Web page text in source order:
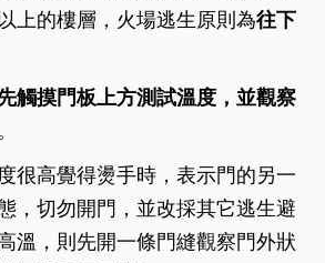
上的樓層，火場逃生原則為往下
觸摸門板上方測試溫度，並觀察
很高覺得燙手時，表示門的另一
，切勿開門，並改採其它逃生避
溫，則先開一條門縫觀察門外狀